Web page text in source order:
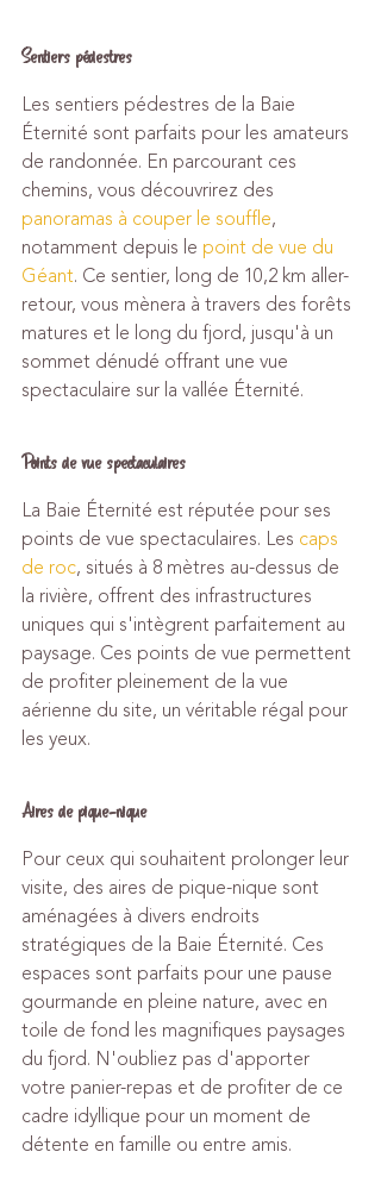
Sentiers pédestres
Les sentiers pédestres de la Baie
Éternité sont parfaits pour les amateurs
de randonnée. En parcourant ces
chemins, vous découvrirez des
panoramas à couper le souffle,
notamment depuis le point de vue du
Géant. Ce sentier, long de 10,2 km aller-
retour, vous mènera à travers des forêts
matures et le long du fjord, jusqu'à un
sommet dénudé offrant une vue
spectaculaire sur la vallée Éternité.
Points de vue spectaculaires
La Baie Éternité est réputée pour ses
points de vue spectaculaires. Les caps
de roc, situés à 8 mètres au-dessus de
la rivière, offrent des infrastructures
uniques qui s'intègrent parfaitement au
paysage. Ces points de vue permettent
de profiter pleinement de la vue
aérienne du site, un véritable régal pour
les yeux.
Aires de pique-nique
Pour ceux qui souhaitent prolonger leur
visite, des aires de pique-nique sont
aménagées à divers endroits
stratégiques de la Baie Éternité. Ces
espaces sont parfaits pour une pause
gourmande en pleine nature, avec en
toile de fond les magnifiques paysages
du fjord. N'oubliez pas d'apporter
votre panier-repas et de profiter de ce
cadre idyllique pour un moment de
détente en famille ou entre amis.